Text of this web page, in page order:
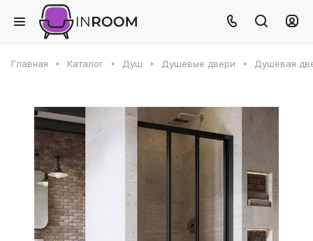
Главная Каталог Душ Душевые двери Душевая